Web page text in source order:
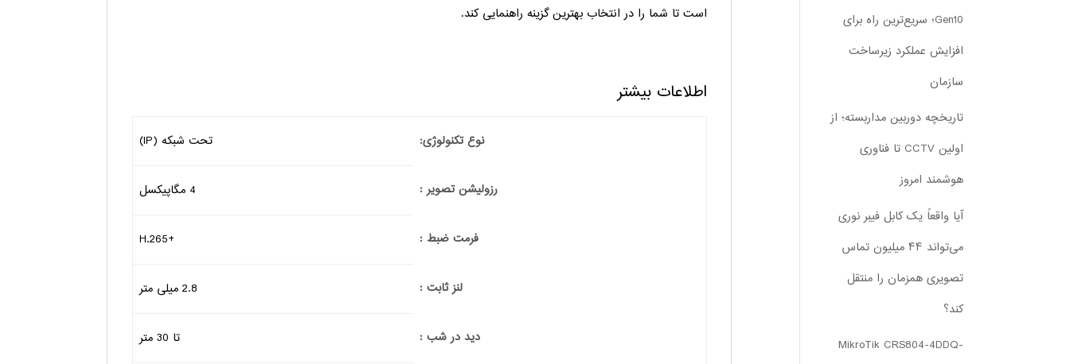
است تا شما را در انتخاب بهترین گزینه راهنمایی کند.
اطلاعات بیشتر
نوع تکنولوژی: تحت شبکه (IP)
رزولیشن تصویر : 4 مگاپیکسل
فرمت ضبط : +H.265
لنز ثابت : 2.8 میلی متر
دید در شب : تا 30 متر
Gen10؛ سریع‌ترین راه برای
افزایش عملکرد زیرساخت
سازمان
تاریخچه دوربین مداربسته؛ از
اولین CCTV تا فناوری
هوشمند امروز
آیا واقعاً یک کابل فیبر نوری
می‌تواند ۴۴ میلیون تماس
تصویری همزمان را منتقل
کند؟
MikroTik CRS804-4DDQ-